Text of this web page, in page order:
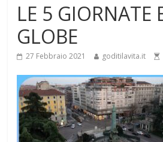
LE 5 GIORNATE
GLOBE
27 Febbraio 2021 goditilavita.it